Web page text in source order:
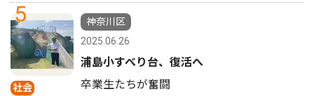
5
社会
神奈川区
2025.06.26
浦島小すべり台、復活へ
卒業生たちが奮闘